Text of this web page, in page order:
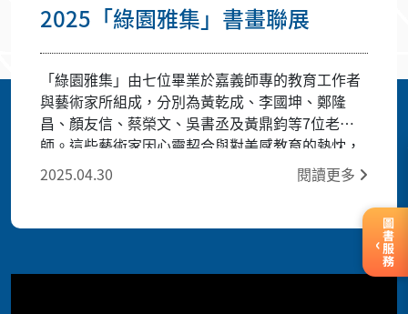
圖書服務
‹
2025「綠園雅集」書畫聯展
「綠園雅集」由七位畢業於嘉義師專的教育工作者
與藝術家所組成，分別為黃乾成、李國坤、鄭隆
昌、顏友信、蔡榮文、吳書丞及黃鼎鈞等7位老
師。這些藝術家因心靈契合與對美感教育的熱忱，
創立了「綠園雅集」藝術團體。當年在嘉義師專求
學的他們，深厚的藝術情感與創作技術的基礎，讓
藝術創作的無限可能。如今，7位校友藝術家皆已
項與參展經驗，藝文愛好者可藉此次「綠園雅集」
2025.04.30 閱讀更多